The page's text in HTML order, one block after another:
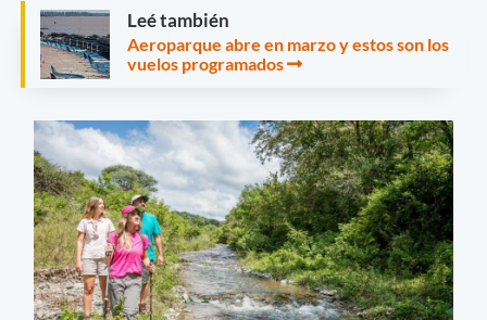
Leé también
Aeroparque abre en marzo y estos son los
vuelos programados